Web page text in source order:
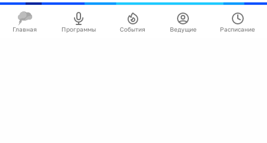
Главная Программы События Ведущие Расписание